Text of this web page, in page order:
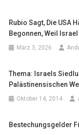
Rubio Sagt, Die USA
Begonnen, Weil
März 3, 2026
Thema: Israels
Palästinensischen
Oktober 14, 2014
Bestechungsgelder